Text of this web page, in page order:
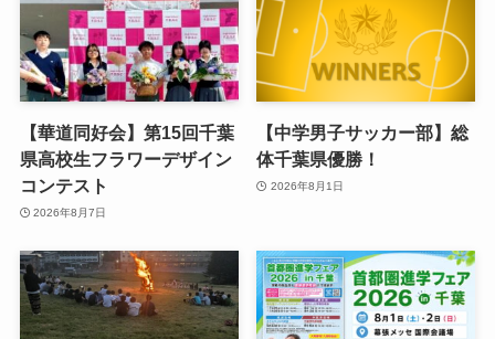
【華道同好会】第15回千葉
県高校生フラワーデザイン
コンテスト
2026年8月7日
【中学男子サッカー部】総
体千葉県優勝！
2026年8月1日